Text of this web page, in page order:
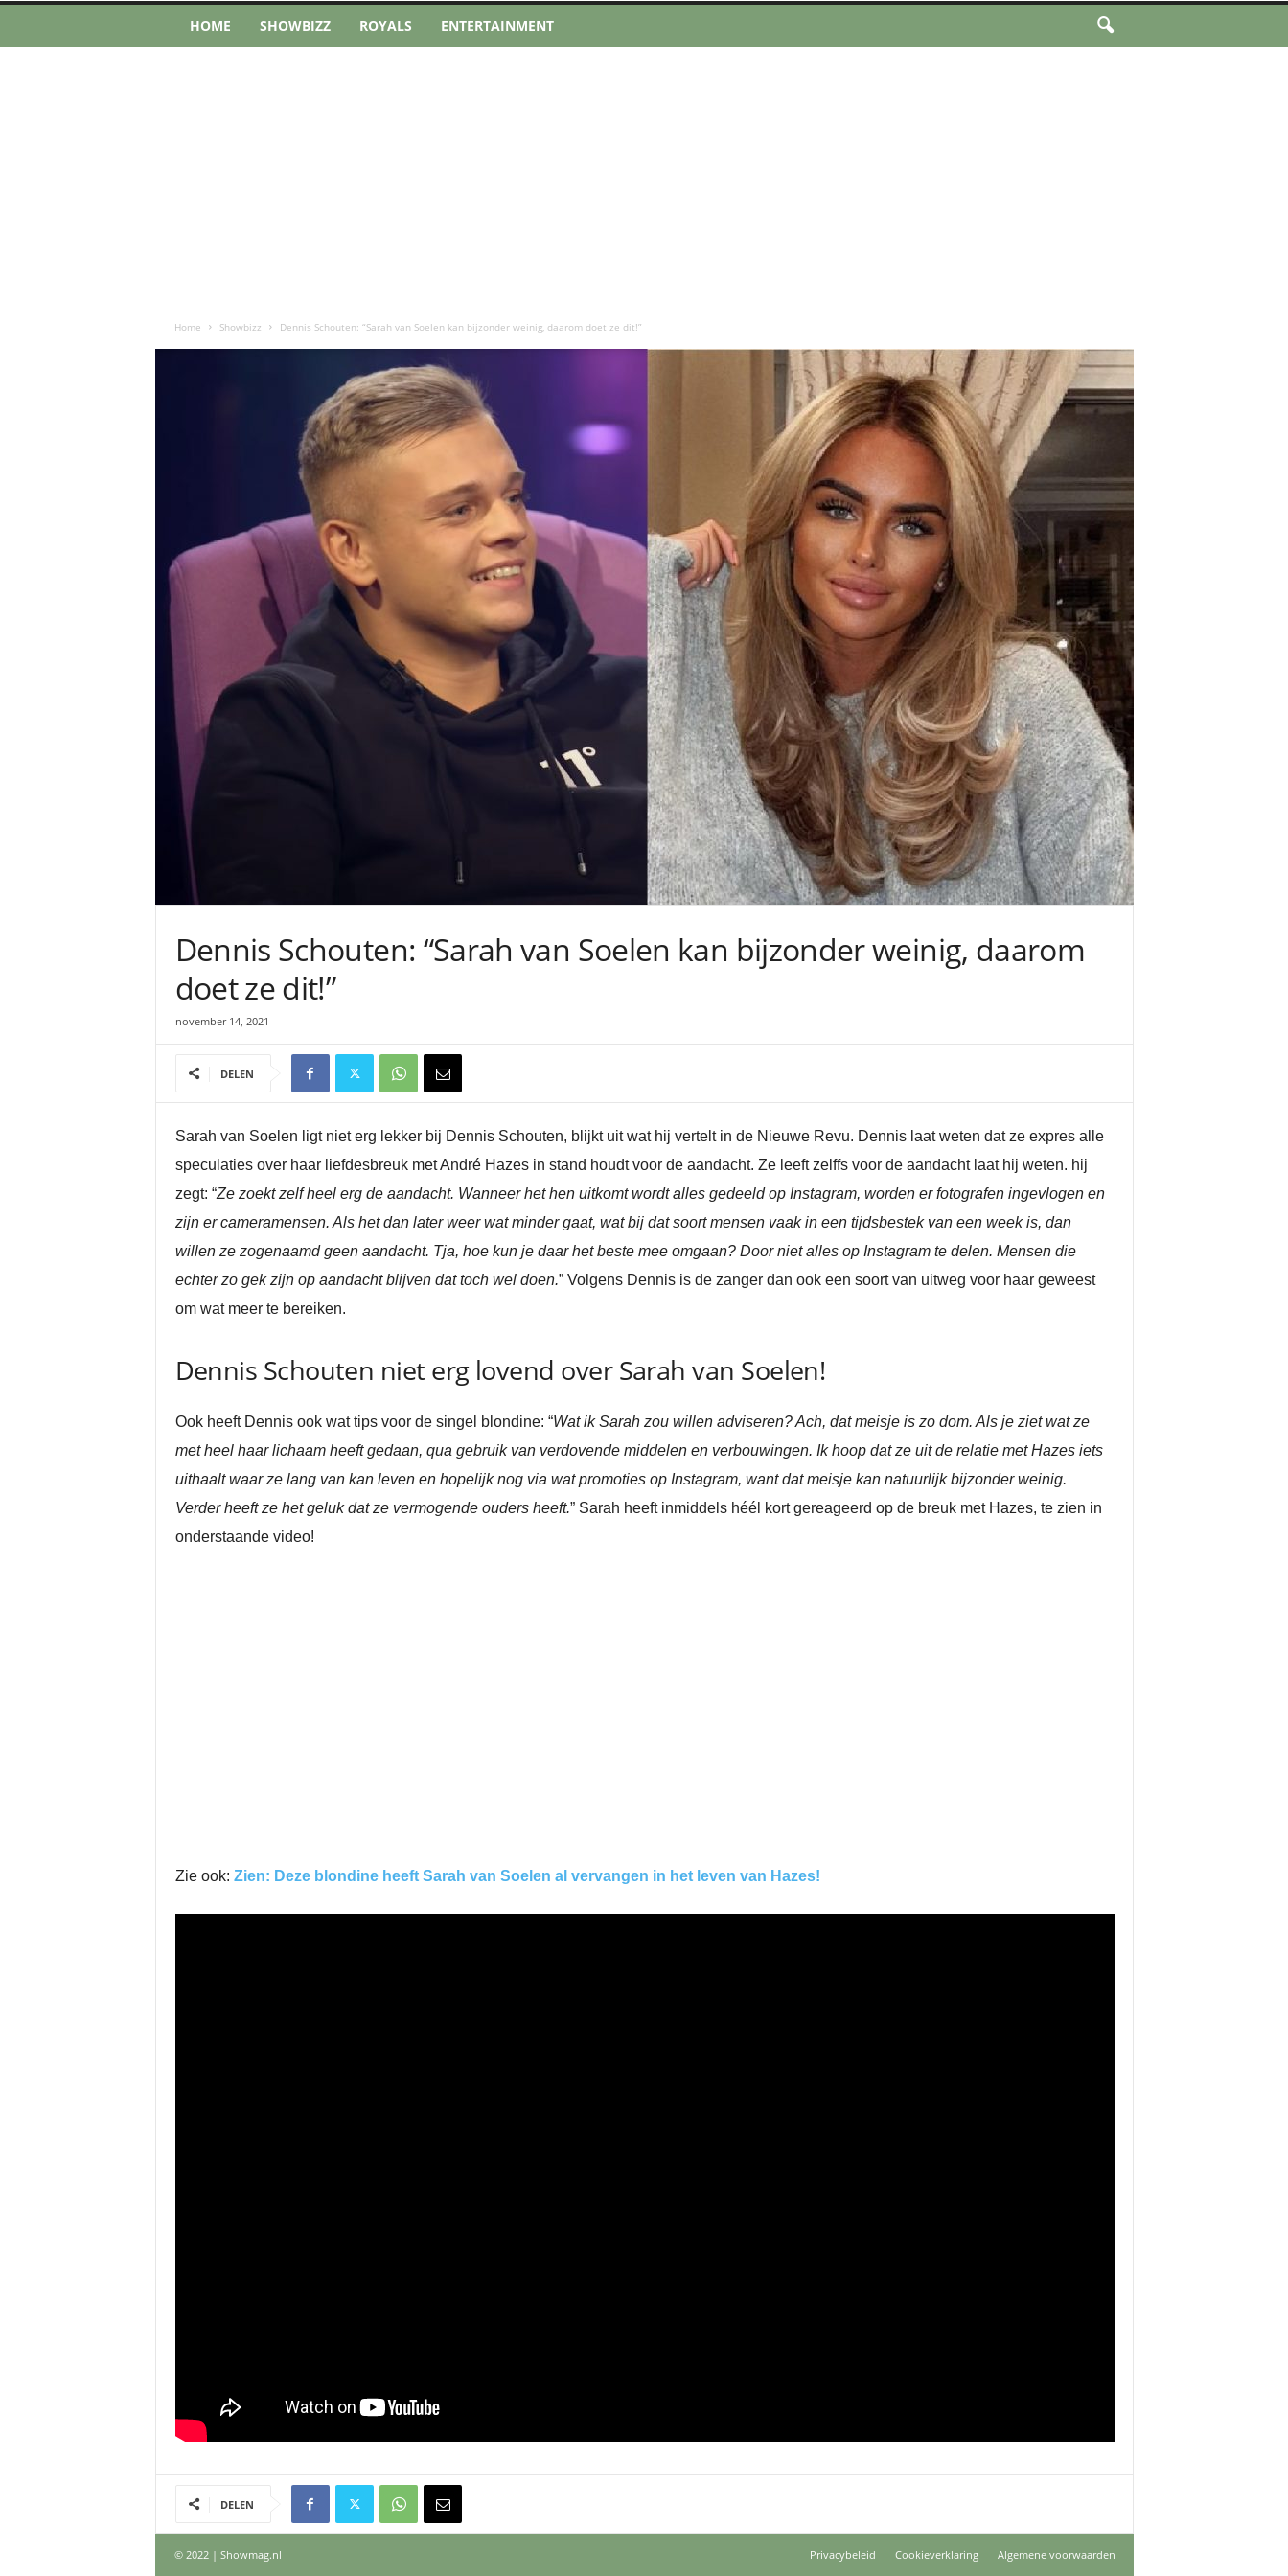
HOME SHOWBIZZ ROYALS ENTERTAINMENT
Home Showbizz Dennis Schouten: “Sarah van Soelen kan bijzonder weinig, daarom doet ze dit!”
Dennis Schouten: “Sarah van Soelen kan bijzonder weinig, daarom
doet ze dit!”
november 14, 2021
DELEN
Sarah van Soelen ligt niet erg lekker bij Dennis Schouten, blijkt uit wat hij vertelt in de Nieuwe Revu. Dennis laat weten dat ze expres alle
speculaties over haar liefdesbreuk met André Hazes in stand houdt voor de aandacht. Ze leeft zelffs voor de aandacht laat hij weten. hij
zegt: “Ze zoekt zelf heel erg de aandacht. Wanneer het hen uitkomt wordt alles gedeeld op Instagram, worden er fotografen ingevlogen en
zijn er cameramensen. Als het dan later weer wat minder gaat, wat bij dat soort mensen vaak in een tijdsbestek van een week is, dan
willen ze zogenaamd geen aandacht. Tja, hoe kun je daar het beste mee omgaan? Door niet alles op Instagram te delen. Mensen die
echter zo gek zijn op aandacht blijven dat toch wel doen.” Volgens Dennis is de zanger dan ook een soort van uitweg voor haar geweest
om wat meer te bereiken.
Dennis Schouten niet erg lovend over Sarah van Soelen!
Ook heeft Dennis ook wat tips voor de singel blondine: “Wat ik Sarah zou willen adviseren? Ach, dat meisje is zo dom. Als je ziet wat ze
met heel haar lichaam heeft gedaan, qua gebruik van verdovende middelen en verbouwingen. Ik hoop dat ze uit de relatie met Hazes iets
uithaalt waar ze lang van kan leven en hopelijk nog via wat promoties op Instagram, want dat meisje kan natuurlijk bijzonder weinig.
Verder heeft ze het geluk dat ze vermogende ouders heeft.” Sarah heeft inmiddels héél kort gereageerd op de breuk met Hazes, te zien in
onderstaande video!
Zie ook: Zien: Deze blondine heeft Sarah van Soelen al vervangen in het leven van Hazes!
DELEN
Privacybeleid Cookieverklaring Algemene voorwaarden
© 2022 | Showmag.nl